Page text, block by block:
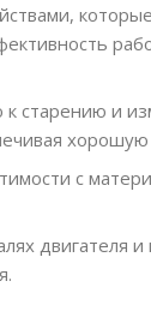
старению и
с
двигателя